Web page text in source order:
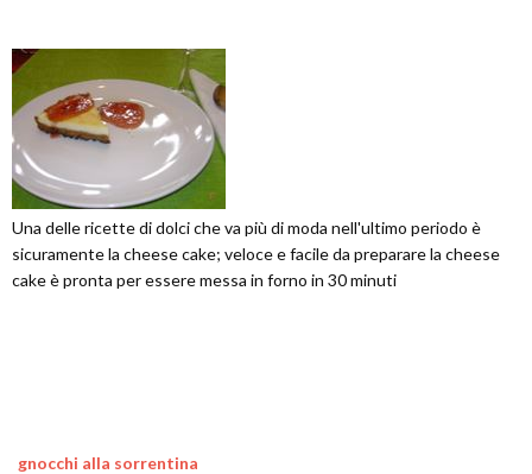
Una delle ricette di dolci che va più di moda nell'ultimo periodo è
sicuramente la cheese cake; veloce e facile da preparare la cheese
cake è pronta per essere messa in forno in 30 minuti
gnocchi alla sorrentina